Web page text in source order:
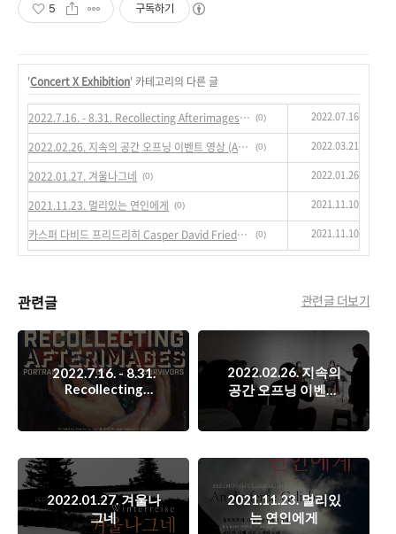
5 구독하기
'Concert X Exhibition' 카테고리의 다른 글
2022.7.16. - 8.31. Recollecting Afterimages: Portrait of Survivors 생존자의 초상 (0) 2022.07.16
2022.02.26. 지속의 공간 오프닝 이벤트 영상 (A Room For Duration Opening Event) (0) 2022.03.21
2022.01.27. 겨울나그네 (0) 2022.01.26
2021.11.23. 멀리있는 연인에게 (0) 2021.11.10
카스퍼 다비드 프리드리히 Casper David Friedrich: 메타버스 전시 @jepeto (0) 2021.11.10
관련글 관련글 더보기
2022.7.16. - 8.31.
Recollecting
Afterimages:
Portrait of
Survivors 생존자의
초상
2022.02.26. 지속의
공간 오프닝 이벤트
영상 (A Room For
Duration Opening
2022.01.27. 겨울나
그네
2021.11.23. 멀리있
는 연인에게